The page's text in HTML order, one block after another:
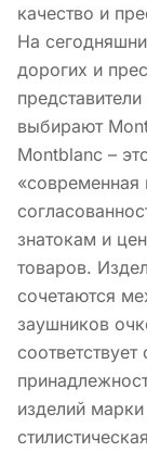
качество и
На
дорогих и
выбирают
Montblanc –
«современная
знатокам и
товаров.
сочетаются
заушников
изделий марки